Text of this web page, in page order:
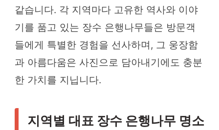
같습니다. 각 지역마다 고유한 역사와 이야
기를 품고 있는 장수 은행나무들은 방문객
들에게 특별한 경험을 선사하며, 그 웅장함
과 아름다움은 사진으로 담아내기에도 충분
한 가치를 지닙니다.
지역별 대표 장수 은행나무 명소